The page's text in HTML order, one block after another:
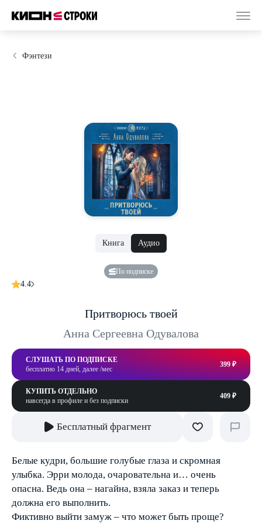
Фэнтези
Книга Аудио
По подписке
4.4
Притворюсь твоей
Анна Сергеевна Одувалова
СЛУШАТЬ ПО ПОДПИСКЕ
бесплатно 14 дней, далее /мес
399 ₽
КУПИТЬ ОТДЕЛЬНО
навсегда в профиле и без подписки
409 ₽
Бесплатный фрагмент
Белые кудри, большие голубые глаза и скромная
улыбка. Эрри молода, очаровательна и… очень
опасна. Ведь она – нагайна, взяла заказ и теперь
должна его выполнить.
Фиктивно выйти замуж – что может быть проще?